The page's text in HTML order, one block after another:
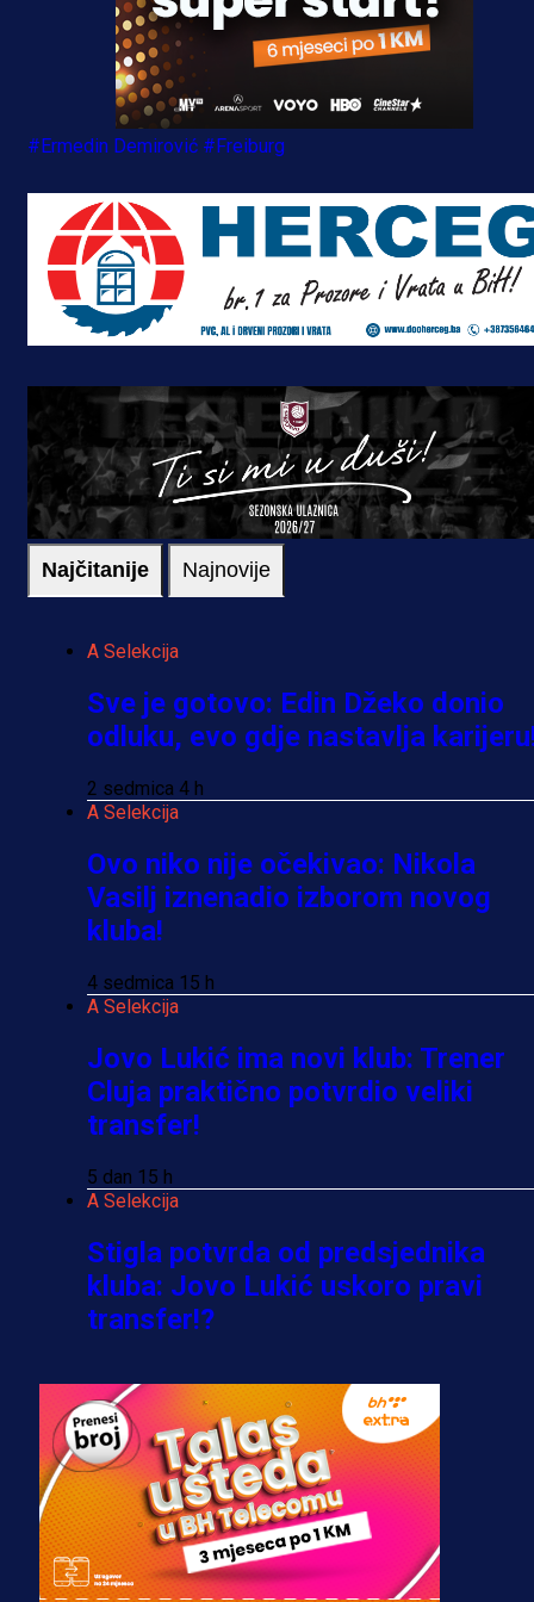
#Ermedin Demirović #Freiburg
Najčitanije Najnovije
A Selekcija
Sve je gotovo: Edin Džeko donio
odluku, evo gdje nastavlja
2 sedmica 4 h
A Selekcija
Ovo niko nije očekivao: Nikola
Vasilj iznenadio izborom novog
kluba!
4 sedmica 15 h
A Selekcija
Jovo Lukić ima novi klub: Trener
Cluja praktično potvrdio veliki
transfer!
5 dan 15 h
A Selekcija
Stigla potvrda od predsjednika
kluba: Jovo Lukić uskoro pravi
transfer!?
A Selekcija
Zmajevi dobili veliko pojačanje:
Fudbaler Olympiacosa želi obući
dres BiH!
3 sedmica 5 dan
Premijer liga BiH